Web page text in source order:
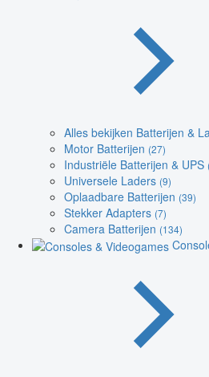
Alles bekijken Batterijen &
Motor Batterijen (27)
Industriële Batterijen & UPS
Universele Laders (9)
Oplaadbare Batterijen (39)
Stekker Adapters (7)
Camera Batterijen (134)